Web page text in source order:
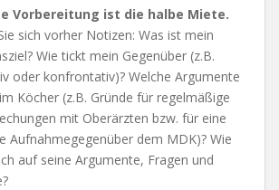
Vorbereitung ist die halbe Miete.
sich vorher Notizen: Was ist mein
Wie tickt mein Gegenüber (z.B.
oder konfrontativ)? Welche Argumente
Köcher (z.B. Gründe für regelmäßige
mit Oberärzten bzw. für eine
Aufnahmegegenüber dem MDK)? Wie
auf seine Argumente, Fragen und